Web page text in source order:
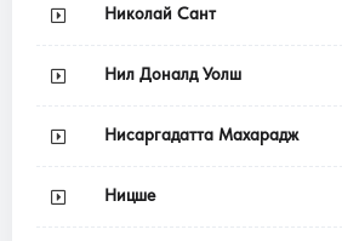
Николай Сант
Нил Доналд Уолш
Нисаргадатта Махарадж
Ницше